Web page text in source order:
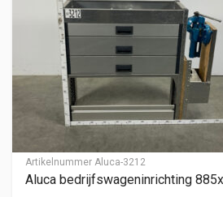
Artikelnummer Aluca-3212
Aluca bedrijfswageninrichting